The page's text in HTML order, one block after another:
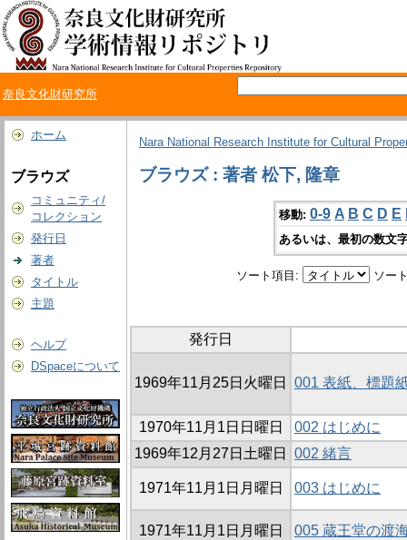
奈良文化財研究所
ホーム
ブラウズ
コミュニティ/
コレクション
発行日
著者
タイトル
主題
ヘルプ
DSpaceについて
Nara National Research Institute for Cultural
ブラウズ : 著者 松下, 隆章
移動: 0-9 A B C D E
あるいは、最初の数文
ソート項目: ソー
発行日
1969年11月25日火曜日 001 表紙、標題
1970年11月1日日曜日
002 はじめに
1969年12月27日土曜日
002 緒言
1971年11月1日月曜日 003 はじめに
1971年11月1日月曜日 005 蔵王堂の渡